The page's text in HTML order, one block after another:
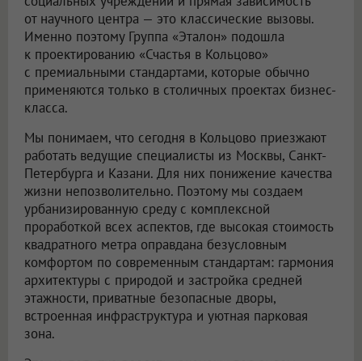
от научного центра — это классические вызовы.
Именно поэтому Группа «Эталон» подошла
к проектированию «Счастья в Кольцово»
с премиальными стандартами, которые обычно
применяются только в столичных проектах бизнес-
класса.
Мы понимаем, что сегодня в Кольцово приезжают
работать ведущие специалисты из Москвы, Санкт-
Петербурга и Казани. Для них понижение качества
жизни непозволительно. Поэтому мы создаем
урбанизированную среду с комплексной
проработкой всех аспектов, где высокая стоимость
квадратного метра оправдана безусловным
комфортом по современным стандартам: гармония
архитектуры с природой и застройка средней
этажности, приватные безопасные дворы,
встроенная инфраструктура и уютная парковая
зона.